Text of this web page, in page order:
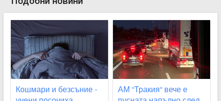
Кошмари и безсъние -
АМ “Тракия“ вече е